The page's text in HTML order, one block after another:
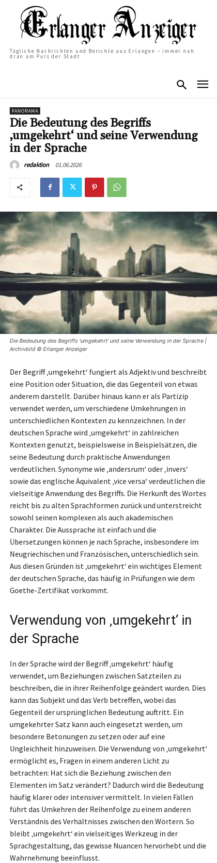
Tägliche Nachrichten und Berichte aus Erlangen – immer nah
dran am Puls der Stadt
PANORAMA
Die Bedeutung des Begriffs
‚umgekehrt‘ und seine Verwendung
in der Sprache
redaktion 01.06.2026
Die Bedeutung des Begriffs 'umgekehrt' und seine Verwendung in der Sprache |
Archivbild © Erlanger Anzeiger
Der Begriff ‚umgekehrt‘ fungiert als Adjektiv und beschreibt
eine Position oder Situation, die das Gegenteil von etwas
anderem darstellt. Darüber hinaus kann er als Partizip
verwendet werden, um verschiedene Umkehrungen in
unterschiedlichen Kontexten zu kennzeichnen. In der
deutschen Sprache wird ‚umgekehrt‘ in zahlreichen
Kontexten genutzt, beispielsweise in Beispielsätzen, die
seine Bedeutung durch praktische Anwendungen
verdeutlichen. Synonyme wie ‚andersrum‘ oder ‚invers‘
sowie das englische Äquivalent ‚vice versa‘ verdeutlichen die
vielseitige Anwendung des Begriffs. Die Herkunft des Wortes
reicht bis zu alten Sprachformen zurück und unterstreicht
sowohl seinen komplexen als auch akademischen
Charakter. Die Aussprache ist einfach und die
Übersetzungen können je nach Sprache, insbesondere im
Neugriechischen und Französischen, unterschiedlich sein.
Aus diesen Gründen ist ‚umgekehrt‘ ein wichtiges Element
der deutschen Sprache, das häufig in Prüfungen wie dem
Goethe-Zertifikat vorkommt.
Verwendung von ‚umgekehrt‘ in
der Sprache
In der Sprache wird der Begriff ‚umgekehrt‘ häufig
verwendet, um Beziehungen zwischen Satzteilen zu
beschreiben, die in ihrer Reihenfolge geändert wurden. Dies
kann das Subjekt und das Verb betreffen, wobei das
Gegenteil der ursprünglichen Bedeutung auftritt. Ein
umgekehrter Satz kann auch eingesetzt werden, um
besondere Betonungen zu setzen oder auf eine
Ungleichheit hinzuweisen. Die Verwendung von ‚umgekehrt‘
ermöglicht es, Fragen in einem anderen Licht zu
betrachten: Hat sich die Beziehung zwischen den
Elementen im Satz verändert? Dadurch wird die Bedeutung
häufig klarer oder intensiver vermittelt. In vielen Fällen
führt das Umkehren der Reihenfolge zu einem anderen
Verständnis des Verhältnisses zwischen den Wörtern. So
bleibt ‚umgekehrt‘ ein vielseitiges Werkzeug in der
Sprachgestaltung, das gewisse Nuancen hervorhebt und die
Wahrnehmung beeinflusst.